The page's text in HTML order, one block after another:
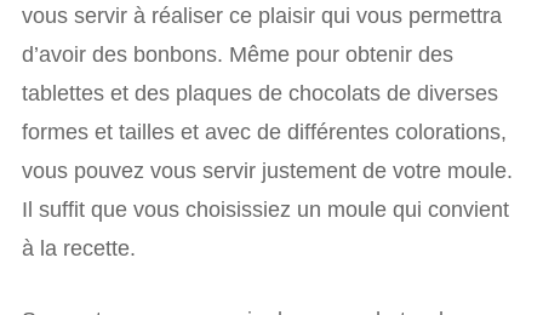
vous servir à réaliser ce plaisir qui vous permettra
d’avoir des bonbons. Même pour obtenir des
tablettes et des plaques de chocolats de diverses
formes et tailles et avec de différentes colorations,
vous pouvez vous servir justement de votre moule.
Il suffit que vous choisissiez un moule qui convient
à la recette.